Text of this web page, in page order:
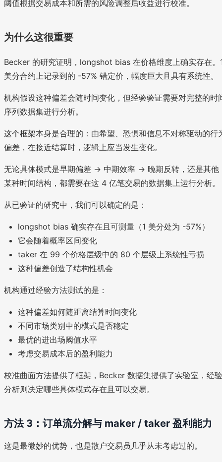
阈值根据交易成本和所需的风险调整后收益进行校准。
为什么这很重要
Becker 的研究证明，longshot bias 在价格维度上确实存在。
美分合约上记录到的 -57% 错定价，幅度巨大且具有系统性。
机构假设这种偏差会随时间变化，但经验验证需要对完整的时
序列数据集进行分析。
这个框架本身是合理的：由希望、恐惧和信息不对称驱动的行
偏差，在接近结算时，逻辑上应当发生变化。
无论具体模式是早期偏差 → 中期效率 → 晚期反转，还是其他
某种时间结构，都需要在这 4 亿笔交易的数据集上运行分析。
从已验证的研究中，我们可以确定的是：
longshot bias 确实存在且可测量（1 美分处为 -57%）
它会随着概率区间变化
taker 在 99 个价格层级中的 80 个层级上系统性亏损
这种偏差创造了结构性机会
机构通过经验方法测试的是：
这种偏差如何随距离结算时间变化
不同市场类别中的模式是否稳定
最优的进出场阈值水平
考虑交易成本后的盈利能力
校准曲面方法提供了框架，Becker 数据集提供了实验室，经验
分析则决定哪些具体模式存在且可以交易。
方法 3：订单流分解与 maker / taker 盈利能力
这是最微妙的优势，也是散户交易员几乎从未考虑过的。